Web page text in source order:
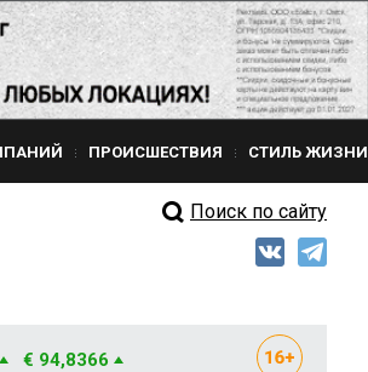
ПРОИСШЕСТВИЯ СТИЛЬ ЖИЗНИ
Поиск по сайту
€ 94,8366